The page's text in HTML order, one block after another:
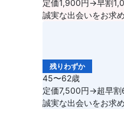
定価1,900円→早割
誠実な出会いをお求
残りわずか
45〜62歳
定価7,500円→超早
誠実な出会いをお求